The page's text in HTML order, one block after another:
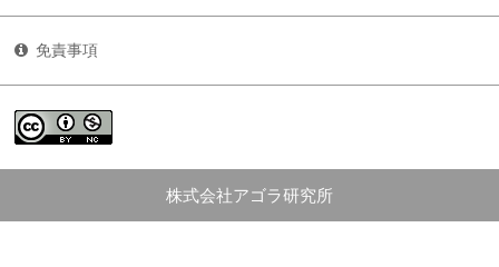
免責事項
株式会社アゴラ研究所